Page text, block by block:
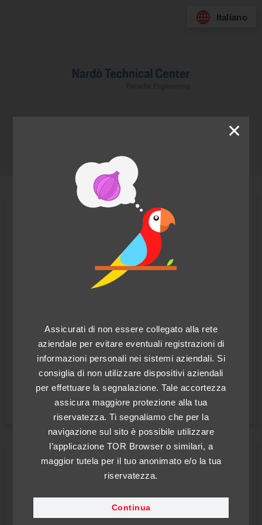
Italiano
Center s.r.l.
segnalazione - Whistleblowing
Canale crittografato locale di segnalazione
Accedi
Istruzioni utilizzo Parrot Whistleblowing
Nardò Technical Center s.r.l., a livello locale, garantisce la
completa riservatezza del segnalante anche tramite l'uso
di canali di segnalazioni interni. Si raccomanda di
pubblicata, utile a comprendere le corrette modalità di
connessione al canale di segnalazione.
✕
Assicurati di non essere collegato alla rete
aziendale per evitare eventuali registrazioni di
informazioni personali nei sistemi aziendali. Si
consiglia di non utilizzare dispositivi aziendali
per effettuare la segnalazione. Tale accortezza
assicura maggiore protezione alla tua
riservatezza. Ti segnaliamo che per la
navigazione sul sito è possibile utilizzare
l’applicazione TOR Browser o similari, a
maggior tutela per il tuo anonimato e/o la tua
riservatezza.
Continua